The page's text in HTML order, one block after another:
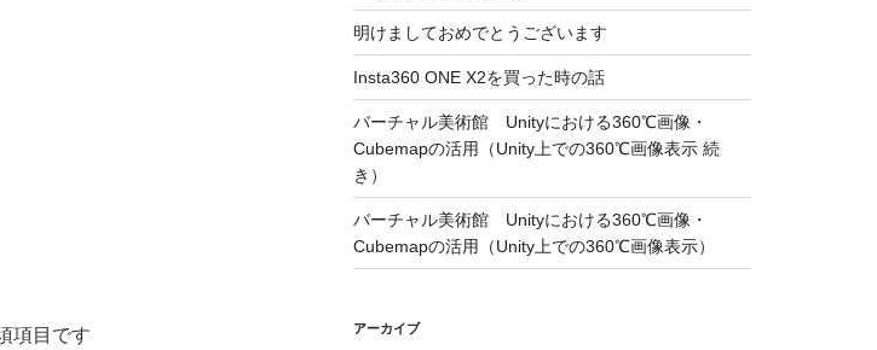
項目です
明けましておめでとうございます
Insta360 ONE X2を買った時の話
バーチャル美術館 Unityにおける360℃画像・
Cubemapの活用（Unity上での360℃画像表示 続
き）
バーチャル美術館 Unityにおける360℃画像・
Cubemapの活用（Unity上での360℃画像表示）
アーカイブ